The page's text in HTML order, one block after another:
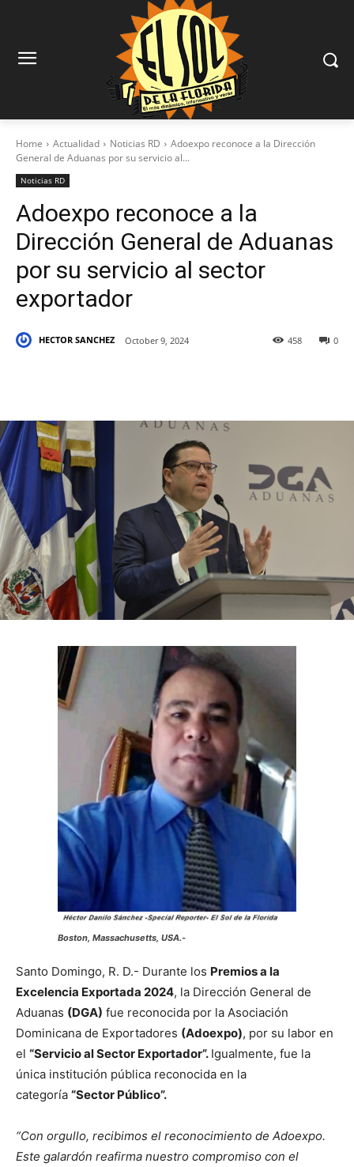
Home Actualidad Noticias RD
Adoexpo reconoce a la Dirección
General de Aduanas por su servicio al...
Noticias RD
Adoexpo reconoce a la
Dirección General de Aduanas
por su servicio al sector
exportador
HECTOR SANCHEZ October 9, 2024 0
458
Boston, Massachusetts, USA.-
Santo Domingo, R. D.- Durante los Premios a la
Excelencia Exportada 2024, la Dirección General de
Aduanas (DGA) fue reconocida por la Asociación
Dominicana de Exportadores (Adoexpo), por su labor en
el “Servicio al Sector Exportador”. Igualmente, fue la
única institución pública reconocida en la
categoría “Sector Público”.
“Con orgullo, recibimos el reconocimiento de Adoexpo.
Este galardón reafirma nuestro compromiso con el